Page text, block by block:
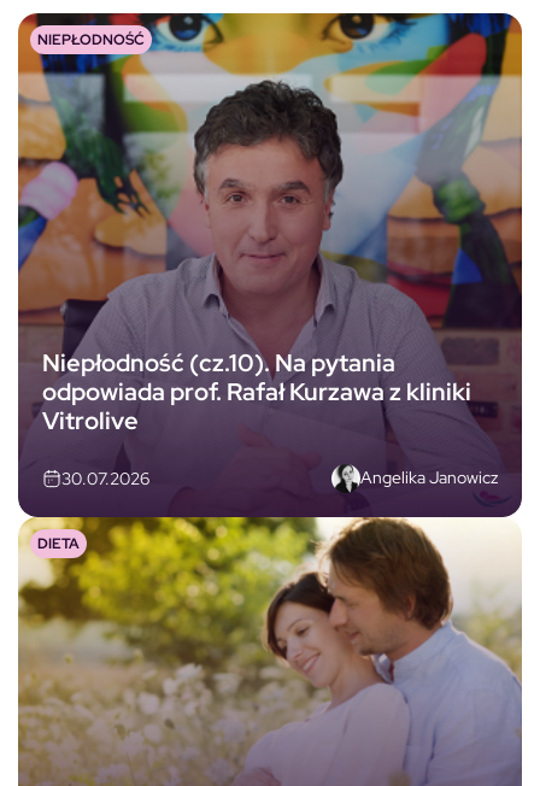
Niepłodność (cz.10). Na pytania
odpowiada prof. Rafał Kurzawa z kliniki
Vitrolive
30.07.2026 Angelika Janowicz
NIEPŁODNOŚĆ
DIETA